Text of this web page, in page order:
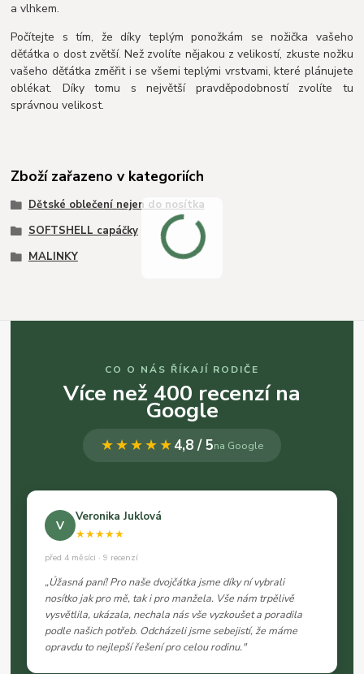
a vlhkem.
Počítejte s tím, že díky teplým ponožkám se nožička vašeho
děťátka o dost zvětší. Než zvolíte nějakou z velikostí, zkuste nožku
vašeho děťátka změřit i se všemi teplými vrstvami, které plánujete
oblékat. Díky tomu s největší pravděpodobností zvolíte tu
správnou velikost.
Zboží zařazeno v kategoriích
Dětské oblečení nejen do nosítka
SOFTSHELL capáčky
MALINKY
CO O NÁS ŘÍKAJÍ RODIČE
Více než 400 recenzí na
Google
★★★★★4,8 / 5na Google
V
Veronika Juklová
★★★★★
před 4 měsíci · 9 recenzí
„Úžasná paní! Pro naše dvojčátka jsme díky ní vybrali
nosítko jak pro mě, tak i pro manžela. Vše nám trpělivě
vysvětlila, ukázala, nechala nás vše vyzkoušet a poradila
podle našich potřeb. Odcházeli jsme sebejistí, že máme
opravdu to nejlepší řešení pro celou rodinu."